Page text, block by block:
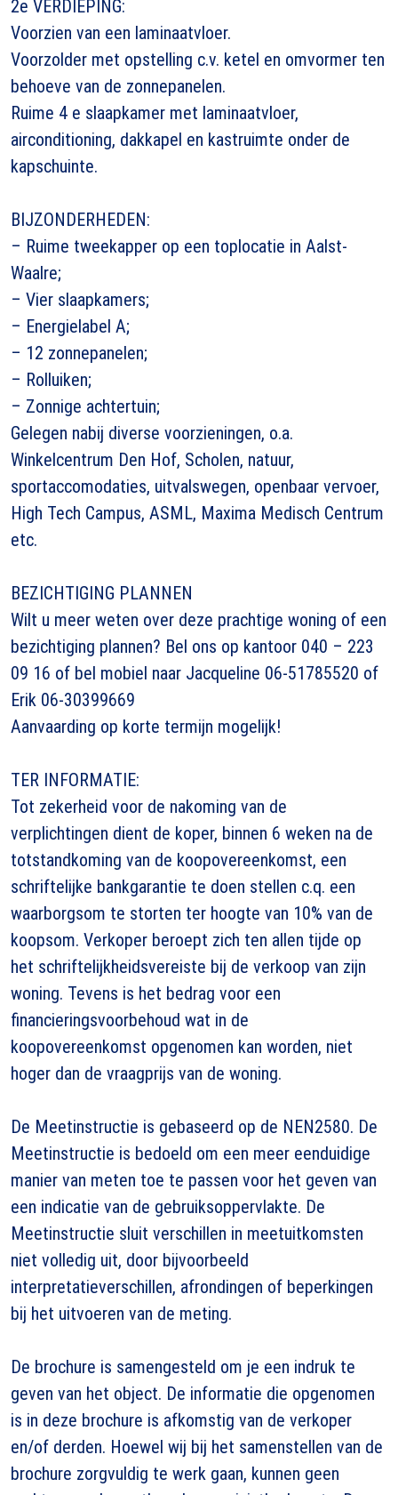
2e VERDIEPING:
Voorzien van een laminaatvloer.
Voorzolder met opstelling c.v. ketel en omvormer ten
behoeve van de zonnepanelen.
Ruime 4 e slaapkamer met laminaatvloer,
airconditioning, dakkapel en kastruimte onder de
kapschuinte.
BIJZONDERHEDEN:
– Ruime tweekapper op een toplocatie in Aalst-
Waalre;
– Vier slaapkamers;
– Energielabel A;
– 12 zonnepanelen;
– Rolluiken;
– Zonnige achtertuin;
Gelegen nabij diverse voorzieningen, o.a.
Winkelcentrum Den Hof, Scholen, natuur,
sportaccomodaties, uitvalswegen, openbaar vervoer,
High Tech Campus, ASML, Maxima Medisch Centrum
etc.
BEZICHTIGING PLANNEN
Wilt u meer weten over deze prachtige woning of een
bezichtiging plannen? Bel ons op kantoor 040 – 223
09 16 of bel mobiel naar Jacqueline 06-51785520 of
Erik 06-30399669
Aanvaarding op korte termijn mogelijk!
TER INFORMATIE:
Tot zekerheid voor de nakoming van de
verplichtingen dient de koper, binnen 6 weken na de
totstandkoming van de koopovereenkomst, een
schriftelijke bankgarantie te doen stellen c.q. een
waarborgsom te storten ter hoogte van 10% van de
koopsom. Verkoper beroept zich ten allen tijde op
het schriftelijkheidsvereiste bij de verkoop van zijn
woning. Tevens is het bedrag voor een
financieringsvoorbehoud wat in de
koopovereenkomst opgenomen kan worden, niet
hoger dan de vraagprijs van de woning.
De Meetinstructie is gebaseerd op de NEN2580. De
Meetinstructie is bedoeld om een meer eenduidige
manier van meten toe te passen voor het geven van
een indicatie van de gebruiksoppervlakte. De
Meetinstructie sluit verschillen in meetuitkomsten
niet volledig uit, door bijvoorbeeld
interpretatieverschillen, afrondingen of beperkingen
bij het uitvoeren van de meting.
De brochure is samengesteld om je een indruk te
geven van het object. De informatie die opgenomen
is in deze brochure is afkomstig van de verkoper
en/of derden. Hoewel wij bij het samenstellen van de
brochure zorgvuldig te werk gaan, kunnen geen